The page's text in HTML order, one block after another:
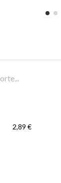
2,89 €